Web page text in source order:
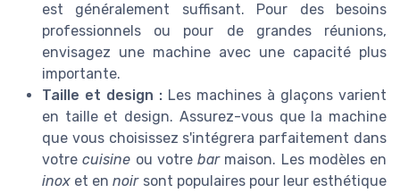
est généralement suffisant. Pour des besoins
professionnels ou pour de grandes réunions,
envisagez une machine avec une capacité plus
importante.
Taille et design : Les machines à glaçons varient
en taille et design. Assurez-vous que la machine
que vous choisissez s'intégrera parfaitement dans
votrecuisine ou votre barmaison. Les modèles en
inox et ennoirsont populaires pour leur esthétique